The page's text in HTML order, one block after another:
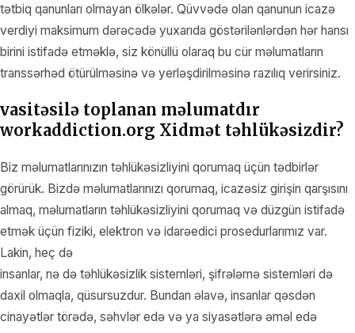
tətbiq qanunları olmayan ölkələr. Qüvvədə olan qanunun icazə
verdiyi maksimum dərəcədə yuxarıda göstərilənlərdən hər hansı
birini istifadə etməklə, siz könüllü olaraq bu cür məlumatların
transsərhəd ötürülməsinə və yerləşdirilməsinə razılıq verirsiniz.
vasitəsilə toplanan məlumatdır
workaddiction.org Xidmət təhlükəsizdir?
Biz məlumatlarınızın təhlükəsizliyini qorumaq üçün tədbirlər
görürük. Bizdə məlumatlarınızı qorumaq, icazəsiz girişin qarşısını
almaq, məlumatların təhlükəsizliyini qorumaq və düzgün istifadə
etmək üçün fiziki, elektron və idarəedici prosedurlarımız var.
Lakin, heç də
insanlar, nə də təhlükəsizlik sistemləri, şifrələmə sistemləri də
daxil olmaqla, qüsursuzdur. Bundan əlavə, insanlar qəsdən
cinayətlər törədə, səhvlər edə və ya siyasətlərə əməl edə